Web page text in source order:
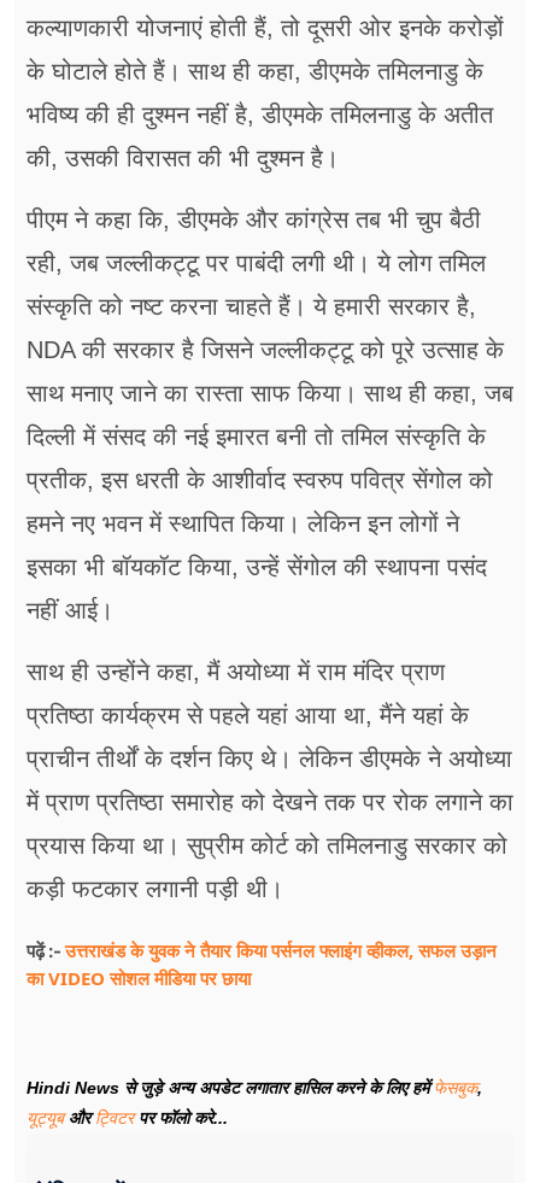
कल्याणकारी योजनाएं होती हैं, तो दूसरी ओर इनके करोड़ों
के घोटाले होते हैं। साथ ही कहा, डीएमके तमिलनाडु के
भविष्य की ही दुश्मन नहीं है, डीएमके तमिलनाडु के अतीत
की, उसकी विरासत की भी दुश्मन है।
पीएम ने कहा कि, डीएमके और कांग्रेस तब भी चुप बैठी
रही, जब जल्लीकट्टू पर पाबंदी लगी थी। ये लोग तमिल
संस्कृति को नष्ट करना चाहते हैं। ये हमारी सरकार है,
NDA की सरकार है जिसने जल्लीकट्टू को पूरे उत्साह के
साथ मनाए जाने का रास्ता साफ किया। साथ ही कहा, जब
दिल्ली में संसद की नई इमारत बनी तो तमिल संस्कृति के
प्रतीक, इस धरती के आशीर्वाद स्वरुप पवित्र सेंगोल को
हमने नए भवन में स्थापित किया। लेकिन इन लोगों ने
इसका भी बॉयकॉट किया, उन्हें सेंगोल की स्थापना पसंद
नहीं आई।
साथ ही उन्होंने कहा, मैं अयोध्या में राम मंदिर प्राण
प्रतिष्ठा कार्यक्रम से पहले यहां आया था, मैंने यहां के
प्राचीन तीर्थों के दर्शन किए थे। लेकिन डीएमके ने अयोध्या
में प्राण प्रतिष्ठा समारोह को देखने तक पर रोक लगाने का
प्रयास किया था। सुप्रीम कोर्ट को तमिलनाडु सरकार को
कड़ी फटकार लगानी पड़ी थी।
पढ़ें :-उत्तराखंड के युवक ने तैयार किया पर्सनल फ्लाइंग व्हीकल, सफल उड़ान
का VIDEO सोशल मीडिया पर छाया
Hindi News से जुड़े अन्य अपडेट लगातार हासिल करने के लिए हमेंफेसबुक,
यूट्यूबऔरट्विटरपर फॉलो करे...